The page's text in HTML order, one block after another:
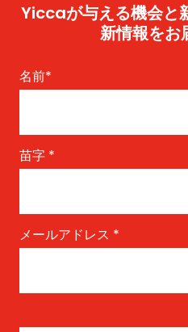
Yiccaが与える機会と
新情報をお
名前*
苗字 *
メールアドレス *